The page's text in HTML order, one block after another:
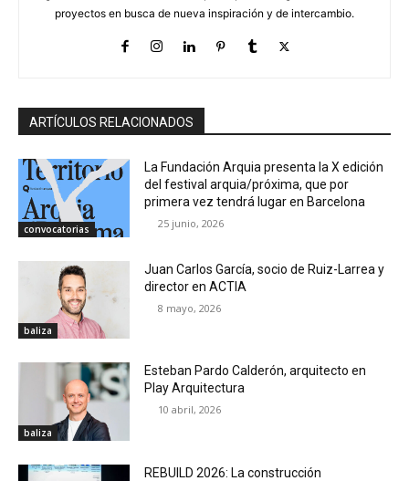
proyectos en busca de nueva inspiración y de intercambio.
ARTÍCULOS RELACIONADOS
convocatorias
La Fundación Arquia presenta la X edición
del festival arquia/próxima, que por
primera vez tendrá lugar en Barcelona
25 junio, 2026
baliza
Juan Carlos García, socio de Ruiz-Larrea y
director en ACTIA
8 mayo, 2026
baliza
Esteban Pardo Calderón, arquitecto en
Play Arquitectura
10 abril, 2026
REBUILD 2026: La construcción